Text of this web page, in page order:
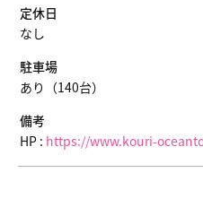
定休日
なし
駐車場
あり（140台）
備考
HP : https://www.kouri-